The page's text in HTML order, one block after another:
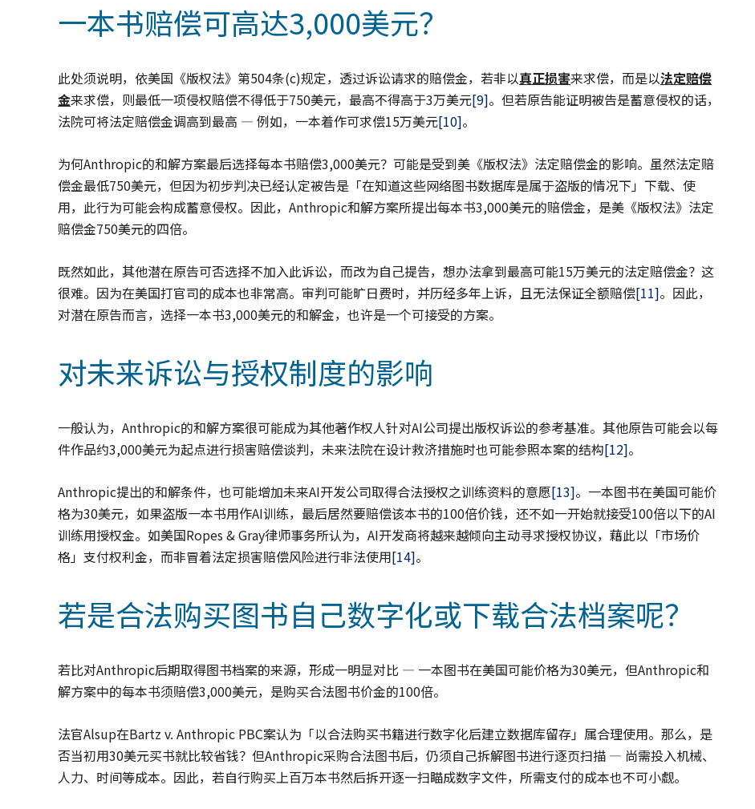
一本书赔偿可高达3,000美元？
此处须说明，依美国《版权法》第504条(c)规定，透过诉讼请求的赔偿金，若非以真正损害来求偿，而是以法定赔偿
金来求偿，则最低一项侵权赔偿不得低于750美元，最高不得高于3万美元[9]。但若原告能证明被告是蓄意侵权的话，
法院可将法定赔偿金调高到最高 — 例如，一本着作可求偿15万美元[10]。
为何Anthropic的和解方案最后选择每本书赔偿3,000美元？可能是受到美《版权法》法定赔偿金的影响。虽然法定赔
偿金最低750美元，但因为初步判决已经认定被告是「在知道这些网络图书数据库是属于盗版的情况下」下载、使
用，此行为可能会构成蓄意侵权。因此，Anthropic和解方案所提出每本书3,000美元的赔偿金，是美《版权法》法定
赔偿金750美元的四倍。
既然如此，其他潜在原告可否选择不加入此诉讼，而改为自己提告，想办法拿到最高可能15万美元的法定赔偿金？这
很难。因为在美国打官司的成本也非常高。审判可能旷日费时，并历经多年上诉，且无法保证全额赔偿[11]。因此，
对潜在原告而言，选择一本书3,000美元的和解金，也许是一个可接受的方案。
对未来诉讼与授权制度的影响
一般认为，Anthropic的和解方案很可能成为其他著作权人针对AI公司提出版权诉讼的参考基准。其他原告可能会以每
件作品约3,000美元为起点进行损害赔偿谈判，未来法院在设计救济措施时也可能参照本案的结构[12]。
Anthropic提出的和解条件，也可能增加未来AI开发公司取得合法授权之训练资料的意愿[13]。一本图书在美国可能价
格为30美元，如果盗版一本书用作AI训练，最后居然要赔偿该本书的100倍价钱，还不如一开始就接受100倍以下的AI
训练用授权金。如美国Ropes & Gray律师事务所认为，AI开发商将越来越倾向主动寻求授权协议，藉此以「市场价
格」支付权利金，而非冒着法定损害赔偿风险进行非法使用[14]。
若是合法购买图书自己数字化或下载合法档案呢？
若比对Anthropic后期取得图书档案的来源，形成一明显对比 — 一本图书在美国可能价格为30美元，但Anthropic和
解方案中的每本书须赔偿3,000美元，是购买合法图书价金的100倍。
法官Alsup在Bartz v. Anthropic PBC案认为「以合法购买书籍进行数字化后建立数据库留存」属合理使用。那么，是
否当初用30美元买书就比较省钱？但Anthropic采购合法图书后，仍须自己拆解图书进行逐页扫描 — 尚需投入机械、
人力、时间等成本。因此，若自行购买上百万本书然后拆开逐一扫瞄成数字文件，所需支付的成本也不可小觑。